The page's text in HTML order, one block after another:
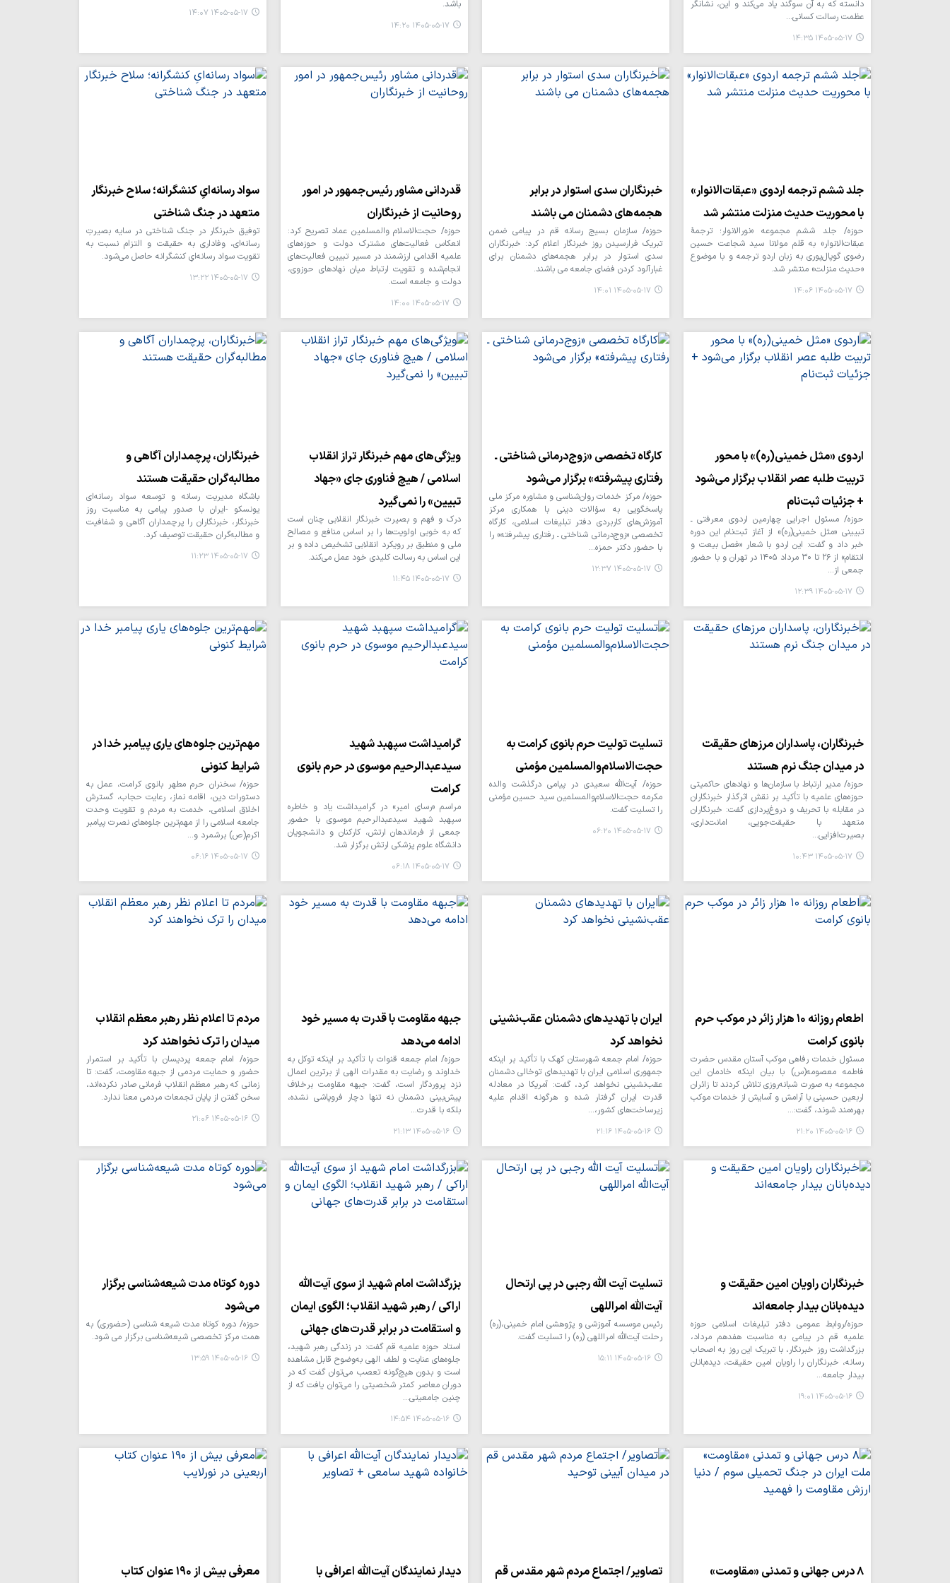
فضیلت بی‌نظیر زیارت سیدالشهدا(ع) در
سال تحصیلی جدید حوزه علمیه قم ۱۵
شهریور آغاز می‌شود
دانسته که به آن سوگند یاد می‌کند و این، نشانگر
عظمت رسالت کسانی…
۱۴۰۵-۰۵-۱۷ ۱۴:۳۵
باشد.
۱۴۰۵-۰۵-۱۷ ۱۴:۲۰
۱۴۰۵-۰۵-۱۷ ۱۴:۰۷
جلد ششم ترجمه اردوی «عبقات‌الانوار»
با محوریت حدیث منزلت منتشر شد
حوزه/ جلد ششم مجموعه «نورالانوار؛ ترجمۀ
عبقات‌الانوار» به قلم مولانا سید شجاعت حسین
رضوی گوپال‌پوری به زبان اردو ترجمه و با موضوع
«حدیث منزلت» منتشر شد.
۱۴۰۵-۰۵-۱۷ ۱۴:۰۶
خبرنگاران سدی استوار در برابر
هجمه‌های دشمنان می باشند
حوزه/ سازمان بسیج رسانه قم در پیامی ضمن
تبریک فرارسیدن روز خبرنگار اعلام کرد: خبرنگاران
سدی استوار در برابر هجمه‌های دشمنان برای
غبارآلود کردن فضای جامعه می باشند.
۱۴۰۵-۰۵-۱۷ ۱۴:۰۱
قدردانی مشاور رئیس‌جمهور در امور
روحانیت از خبرنگاران
حوزه/ حجت‌الاسلام والمسلمین عماد تصریح کرد:
انعکاس فعالیت‌های مشترک دولت و حوزه‌های
علمیه اقدامی ارزشمند در مسیر تبیین فعالیت‌های
انجام‌شده و تقویت ارتباط میان نهادهای حوزوی،
دولت و جامعه است.
۱۴۰۵-۰۵-۱۷ ۱۴:۰۰
سواد رسانه‌ایِ کنشگرانه؛ سلاح خبرنگار
متعهد در جنگ شناختی
توفیق خبرنگار در جنگ شناختی در سایه بصیرتِ
رسانه‌ای، وفاداری به حقیقت و التزام نسبت به
تقویت سواد رسانه‌ایِ کنشگرانه حاصل می‌شود.
۱۴۰۵-۰۵-۱۷ ۱۳:۲۲
اردوی «مثل خمینی(ره)» با محور
تربیت طلبه عصر انقلاب برگزار می‌شود
+ جزئیات ثبت‌نام
حوزه/ مسئول اجرایی چهارمین اردوی معرفتی ـ
تبیینی «مثل خمینی(ره)» از آغاز ثبت‌نام این دوره
خبر داد و گفت: این اردو با شعار «فصل بیعت و
انتقام» از ۲۶ تا ۳۰ مرداد ۱۴۰۵ در تهران و با حضور
جمعی از…
۱۴۰۵-۰۵-۱۷ ۱۲:۳۹
کارگاه تخصصی «زوج‌درمانی شناختی ـ
رفتاری پیشرفته» برگزار می‌شود
حوزه/ مرکز خدمات روان‌شناسی و مشاوره مرکز ملی
پاسخگویی به سؤالات دینی با همکاری مرکز
آموزش‌های کاربردی دفتر تبلیغات اسلامی، کارگاه
تخصصی «زوج‌درمانی شناختی ـ رفتاری پیشرفته» را
با حضور دکتر حمزه…
۱۴۰۵-۰۵-۱۷ ۱۲:۳۷
ویژگی‌های مهم خبرنگار تراز انقلاب
اسلامی / هیچ فناوری‌ جای «جهاد
تبیین» را نمی‌گیرد
درک و فهم و بصیرت خبرنگار انقلابی چنان است
که به خوبی اولویت‌ها را بر اساس منافع و مصالح
ملی و منطبق بر رویکرد انقلابی تشخیص داده و بر
این اساس به رسالت کلیدی خود عمل می‌کند.
۱۴۰۵-۰۵-۱۷ ۱۱:۴۵
خبرنگاران، پرچمداران آگاهی و
مطالبه‌گران حقیقت هستند
باشگاه مدیریت رسانه و توسعه سواد رسانه‌ای
یونسکو -ایران با صدور پیامی به مناسبت روز
خبرنگار، خبرنگاران را پرچمداران آگاهی و شفافیت
و مطالبه‌گران حقیقت توصیف کرد.
۱۴۰۵-۰۵-۱۷ ۱۱:۲۳
خبرنگاران، پاسداران مرزهای حقیقت
در میدان جنگ نرم هستند
حوزه/ مدیر ارتباط با سازمان‌ها و نهادهای حاکمیتی
حوزه‌های علمیه با تأکید بر نقش اثرگذار خبرنگاران
در مقابله با تحریف و دروغ‌پردازی گفت: خبرنگاران
متعهد با حقیقت‌جویی، امانت‌داری،
بصیرت‌افزایی…
۱۴۰۵-۰۵-۱۷ ۱۰:۴۳
تسلیت تولیت حرم بانوی کرامت به
حجت‌الاسلام‌والمسلمین مؤمنی
حوزه/ آیت‌الله سعیدی در پیامی درگذشت والده
مکرمه حجت‌الاسلام‌والمسلمین سید حسین مؤمنی
را تسلیت گفت.
۱۴۰۵-۰۵-۱۷ ۰۶:۲۰
گرامیداشت سپهبد شهید
سیدعبدالرحیم موسوی در حرم بانوی
کرامت
مراسم «رسای امیر» در گرامیداشت یاد و خاطره
سپهبد شهید سیدعبدالرحیم موسوی با حضور
جمعی از فرماندهان ارتش، کارکنان و دانشجویان
دانشگاه علوم پزشکی ارتش برگزار شد.
۱۴۰۵-۰۵-۱۷ ۰۶:۱۸
مهم‌ترین جلوه‌های یاری پیامبر خدا در
شرایط کنونی
حوزه/ سخنران حرم مطهر بانوی کرامت، عمل به
دستورات دین، اقامه نماز، رعایت حجاب، گسترش
اخلاق اسلامی، خدمت به مردم و تقویت وحدت
جامعه اسلامی را از مهم‌ترین جلوه‌های نصرت پیامبر
اکرم(ص) برشمرد و…
۱۴۰۵-۰۵-۱۷ ۰۶:۱۶
اطعام روزانه ۱۰ هزار زائر در موکب حرم
بانوی کرامت
مسئول خدمات رفاهی موکب آستان مقدس حضرت
فاطمه معصومه(س) با بیان اینکه خادمان این
مجموعه به صورت شبانه‌روزی تلاش کردند تا زائران
اربعین حسینی با آرامش و آسایش از خدمات موکب
بهره‌مند شوند، گفت:…
۱۴۰۵-۰۵-۱۶ ۲۱:۲۰
ایران با تهدیدهای دشمنان عقب‌نشینی
نخواهد کرد
حوزه/ امام جمعه شهرستان کهک با تأکید بر اینکه
جمهوری اسلامی ایران با تهدیدهای توخالی دشمنان
عقب‌نشینی نخواهد کرد، گفت: آمریکا در معادله
قدرت ایران گرفتار شده و هرگونه اقدام علیه
زیرساخت‌های کشور،…
۱۴۰۵-۰۵-۱۶ ۲۱:۱۶
جبهه مقاومت با قدرت به مسیر خود
ادامه می‌دهد
حوزه/ امام جمعه قنوات با تأکید بر اینکه توکل به
خداوند و رضایت به مقدرات الهی از برترین اعمال
نزد پروردگار است، گفت: جبهه مقاومت برخلاف
پیش‌بینی دشمنان نه تنها دچار فروپاشی نشده،
بلکه با قدرت…
۱۴۰۵-۰۵-۱۶ ۲۱:۱۳
مردم تا اعلام نظر رهبر معظم انقلاب
میدان را ترک نخواهند کرد
حوزه/ امام جمعه پردیسان با تأکید بر استمرار
حضور و حمایت مردمی از جبهه مقاومت، گفت: تا
زمانی که رهبر معظم انقلاب فرمانی صادر نکرده‌اند،
سخن گفتن از پایان تجمعات مردمی معنا ندارد.
۱۴۰۵-۰۵-۱۶ ۲۱:۰۶
خبرنگاران راویان امین حقیقت و
دیده‌بانان بیدار جامعه‌اند
حوزه/روابط عمومی دفتر تبلیغات اسلامی حوزه
علمیه قم در پیامی به مناسبت هفدهم مرداد،
بزرگداشت روز خبرنگار، با تبریک این روز به اصحاب
رسانه، خبرنگاران را راویان امین حقیقت، دیده‌بانان
بیدار جامعه…
۱۴۰۵-۰۵-۱۶ ۱۹:۰۱
تسلیت آیت الله رجبی در پی ارتحال
آیت‌الله امراللهی
رئیس موسسه آموزشی و پژوهشی امام خمینی،(ره)
رحلت آیت‌الله امراللهی (ره) را تسلیت گفت.
۱۴۰۵-۰۵-۱۶ ۱۵:۱۱
بزرگداشت امام شهید از سوی آیت‌الله
اراکی / رهبر شهید انقلاب؛ الگوی ایمان
و استقامت در برابر قدرت‌های جهانی
استاد حوزه علمیه قم گفت: در زندگی رهبر شهید،
جلوه‌های عنایت و لطف الهی به‌وضوح قابل مشاهده
است و بدون هیچ‌گونه تعصب می‌توان گفت که در
دوران معاصر کمتر شخصیتی را می‌توان یافت که از
چنین جامعیتی…
۱۴۰۵-۰۵-۱۶ ۱۴:۵۴
دوره کوتاه مدت شیعه‌شناسی برگزار
می‌شود
حوزه/ دوره کوتاه مدت شیعه شناسی (حضوری) به
همت مرکز تخصصی شیعه‌شناسی برگزار می شود.
۱۴۰۵-۰۵-۱۶ ۱۳:۵۹
۸ درس جهانی و تمدنی «مقاومت» تصاویر/ اجتماع مردم شهر مقدس قم دیدار نمایندگان آیت‌الله اعرافی با معرفی بیش از ۱۹۰ عنوان کتاب